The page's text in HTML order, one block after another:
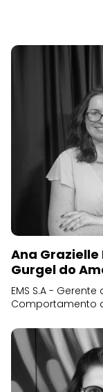
Ana
Gurgel do
EMS S.A -
Comportamento